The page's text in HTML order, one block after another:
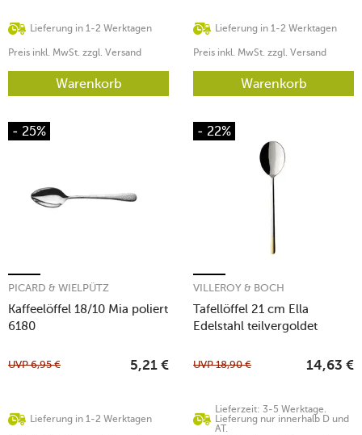
Lieferung in 1-2 Werktagen
Preis inkl. MwSt. zzgl. Versand
Warenkorb
Lieferung in 1-2 Werktagen
Preis inkl. MwSt. zzgl. Versand
Warenkorb
- 25%
Kaffeelöffel 18/10 Mia poliert
6180
PICARD & WIELPÜTZ
Lieferung in 1-2 Werktagen
UVP6,95 € 5,21 €
- 22%
Tafellöffel 21 cm Ella
Edelstahl teilvergoldet
VILLEROY & BOCH
Lieferzeit: 3-5 Werktage.
Lieferung nur innerhalb D und
AT.
UVP18,90 € 14,63 €